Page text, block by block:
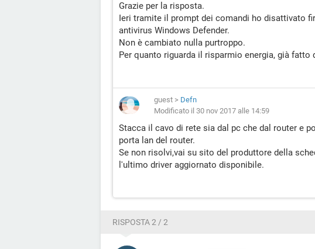
Grazie per la risposta.
Ieri tramite il prompt dei comandi ho disattivato
antivirus Windows Defender.
Non è cambiato nulla purtroppo.
Per quanto riguarda il risparmio energia, già
guest > Defn
Modificato il 30 nov 2017 alle 14:59
Stacca il cavo di rete sia dal pc che dal router e
porta lan del router.
Se non risolvi,vai su sito del produttore della
l'ultimo driver aggiornato disponibile.
RISPOSTA 2 / 2